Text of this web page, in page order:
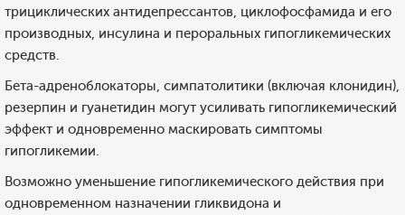
трициклических антидепрессантов, циклофосфамида и его
производных, инсулина и пероральных гипогликемических
средств.
Бета-адреноблокаторы, симпатолитики (включая клонидин),
резерпин и гуанетидин могут усиливать гипогликемический
эффект и одновременно маскировать симптомы
гипогликемии.
Возможно уменьшение гипогликемического действия при
одновременном назначении гликвидона и